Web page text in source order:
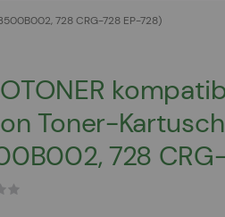
728 CRG-728 EP-728)
Toner-
728